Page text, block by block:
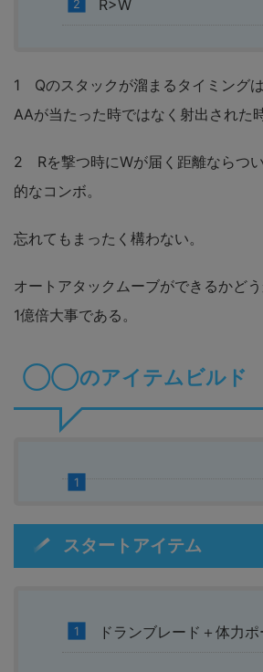
R>W
1 Qのスタックが溜まるタイミングは
AAが当たった時ではなく射出された時
2 Rを撃つ時にWが届く距離ならつ
的なコンボ。
忘れてもまったく構わない。
オートアタックムーブができるかどう
1億倍大事である。
◯◯のアイテムビルド
スタートアイテム
ドランブレード＋体力